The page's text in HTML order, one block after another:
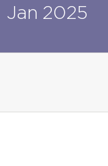
Jan 2025